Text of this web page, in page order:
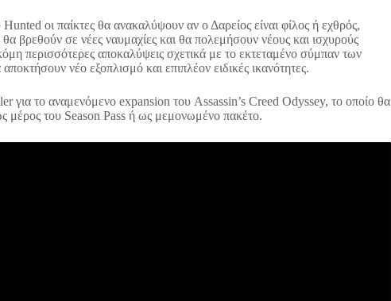
οι παίκτες θα ανακαλύψουν αν ο Δαρείος είναι φίλος ή εχθρός,
βρεθούν σε νέες ναυμαχίες και θα πολεμήσουν νέους και ισχυρούς
περισσότερες αποκαλύψεις σχετικά με το εκτεταμένο σύμπαν των
νέο εξοπλισμό και επιπλέον ειδικές ικανότητες.
για το αναμενόμενο expansion του Assassin’s Creed Odyssey, το οποίο θα
μέρος του Season Pass ή ως μεμονωμένο πακέτο.